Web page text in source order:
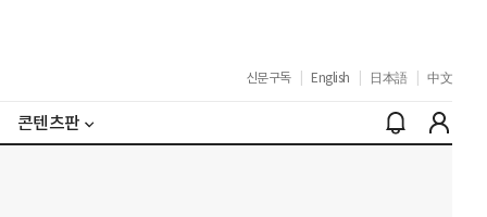
신문구독 English 日本語 中文
콘텐츠판